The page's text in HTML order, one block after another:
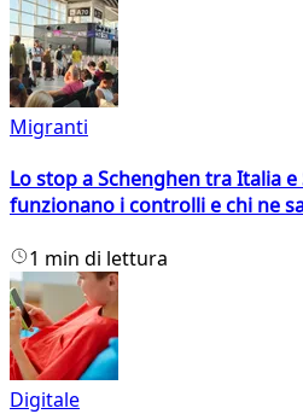
Migranti
Lo stop a Schenghen tra Italia e
funzionano i controlli e chi ne
1 min di lettura
Digitale